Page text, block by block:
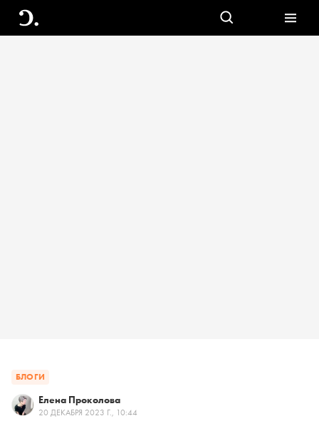
БЛОГИ
Елена Проколова
20 ДЕКАБРЯ 2023 Г., 10:44